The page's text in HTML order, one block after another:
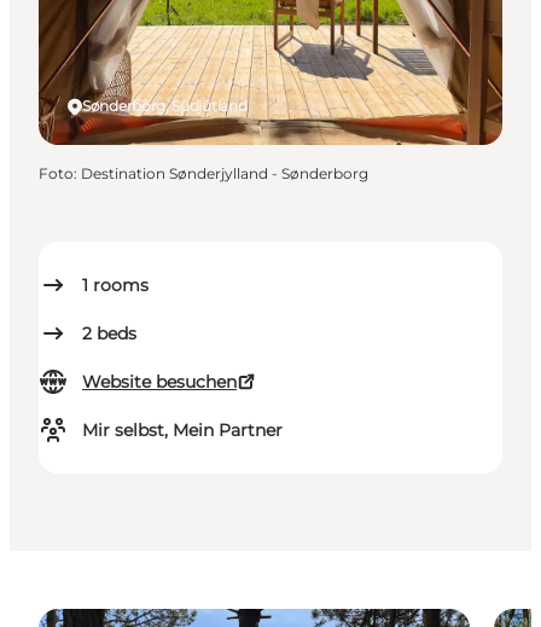
1 rooms
2 beds
Website besuchen
Mir selbst, Mein Partner
Sønderborg, Südjütland
Foto: Destination Sønderjylland - Sønderborg